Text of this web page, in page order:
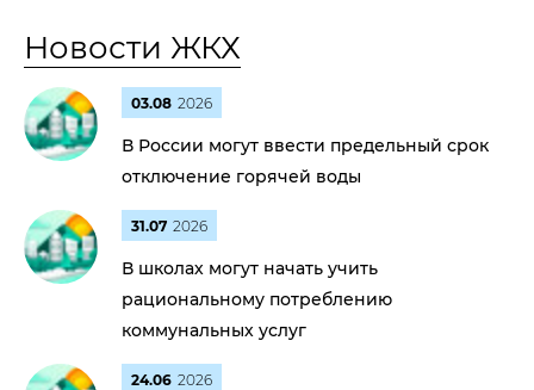
Новости ЖКХ
03.08 2026
В России могут ввести предельный срок
отключение горячей воды
31.07 2026
В школах могут начать учить
рациональному потреблению
коммунальных услуг
24.06 2026